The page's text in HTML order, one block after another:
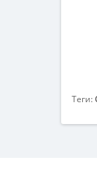
Теги: